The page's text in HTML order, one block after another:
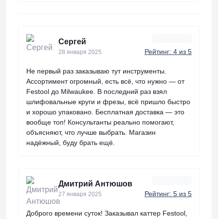
Сергей
28 января 2025 Рейтинг: 4 из 5
Не первый раз заказываю тут инструменты.
Ассортимент огромный, есть всё, что нужно — от
Festool до Milwaukee. В последний раз взял
шлифовальные круги и фрезы, всё пришло быстро
и хорошо упаковано. Бесплатная доставка — это
вообще топ! Консультанты реально помогают,
объясняют, что лучше выбрать. Магазин
надёжный, буду брать ещё.
Дмитрий Антюшов
27 января 2025 Рейтинг: 5 из 5
Доброго времени суток! Заказывал каттер Festool,